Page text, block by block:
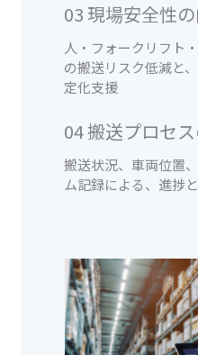
03 現場安全性
人・フォークリフト
の搬送リスク低減と
定化支援
04 搬送プロセ
搬送状況、車両位置
ム記録による、進捗